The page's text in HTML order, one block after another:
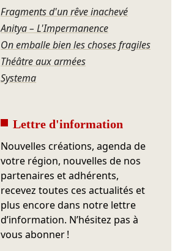
Fragments d'un rêve inachevé
Anitya – L'Impermanence
On emballe bien les choses fragiles
Théâtre aux armées
Systema
Lettre d'information
Nouvelles créations, agenda de
votre région, nouvelles de nos
partenaires et adhérents,
recevez toutes ces actualités et
plus encore dans notre lettre
d’information. N’hésitez pas à
vous abonner !